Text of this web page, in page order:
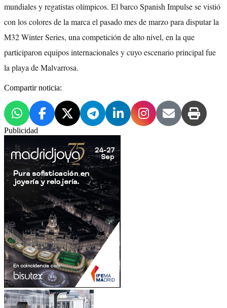
mundiales y regatistas olímpicos. El barco Spanish Impulse se vistió
con los colores de la marca el pasado mes de marzo para disputar la
M32 Winter Series, una competición de alto nivel, en la que
participaron equipos internacionales y cuyo escenario principal fue
la playa de Malvarrosa.
Compartir noticia:
Publicidad